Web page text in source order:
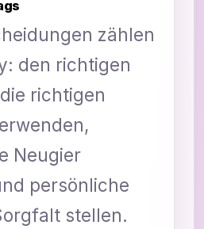
zählen
den richtigen
richtigen
Neugier
persönliche
stellen.